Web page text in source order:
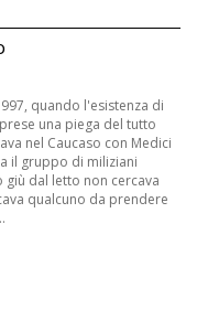
quando l'esistenza di
una piega del tutto
nel Caucaso con Medici
il gruppo di miliziani
dal letto non cercava
qualcuno da prendere